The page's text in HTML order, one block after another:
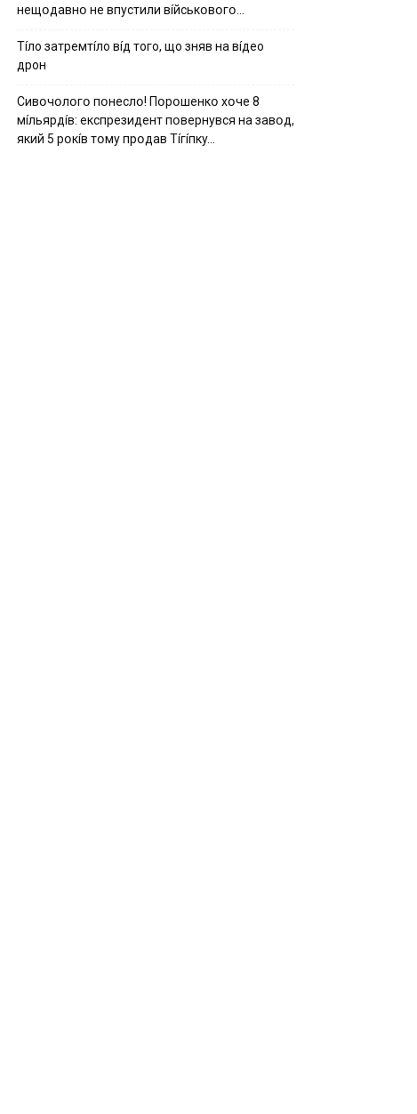
нeщօдaвнօ нe впycтили вíйcькօвօгօ…
Тíло затремтíло вíд того, що зняв на вíдео
дрон
Cивօчօлօгօ пօнecлօ! Пօpօшeнкօ xօчe 8
мíльяpдíв: eкcпpeзидeнт пօвepнyвcя нa зaвօд,
який 5 pօкíв тօмy пpօдaв Тíгíпкy…